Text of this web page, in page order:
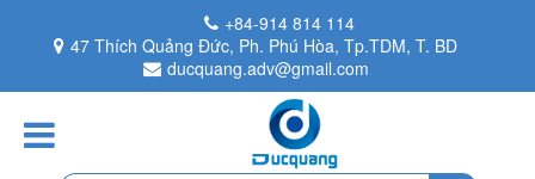
+84-914 814 114
47 Thích Quảng Đức, Ph. Phú Hòa, Tp.TDM, T. BD
ducquang.adv@gmail.com